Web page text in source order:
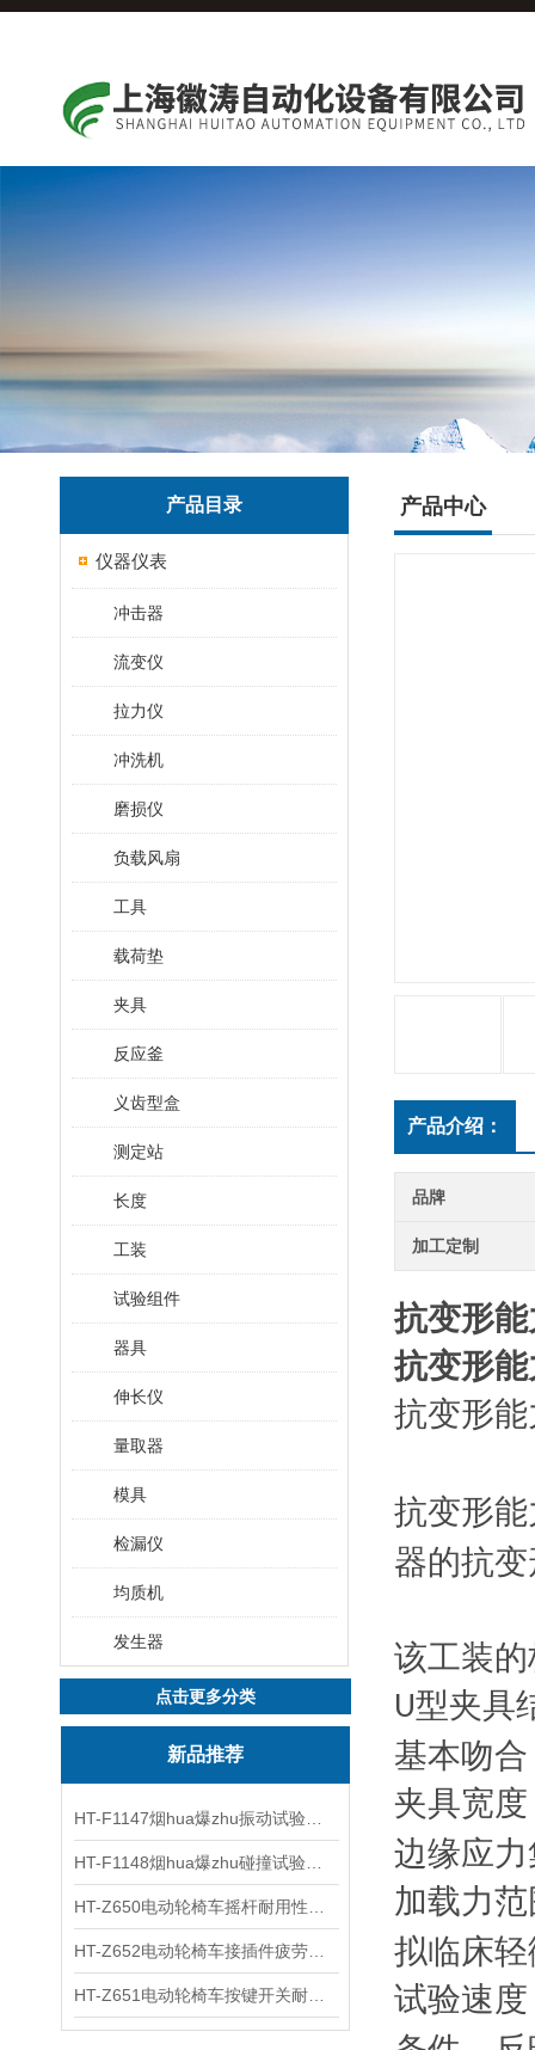
产品目录
仪器仪表
冲击器
流变仪
拉力仪
冲洗机
磨损仪
负载风扇
工具
载荷垫
夹具
反应釜
义齿型盒
测定站
长度
工装
试验组件
器具
伸长仪
量取器
模具
检漏仪
均质机
发生器
点击更多分类
新品推荐
产品中心
产品介绍：
品牌
加工定制
抗变形
抗变形
抗变形
抗变形
器的‌抗
该工装
U型夹具
基本吻
夹具宽
边缘应
加载力
拟临床
试验速